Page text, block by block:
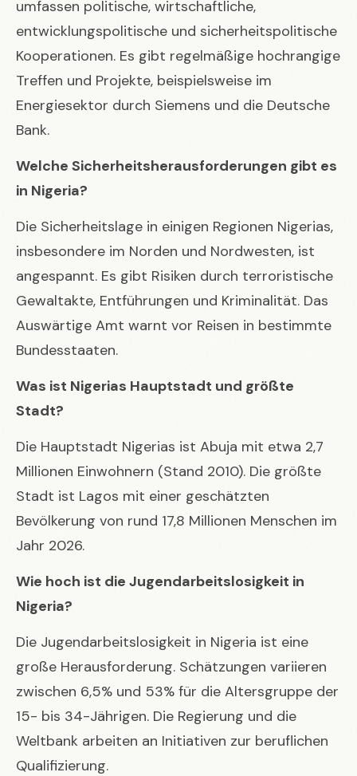
umfassen politische, wirtschaftliche,
entwicklungspolitische und sicherheitspolitische
Kooperationen. Es gibt regelmäßige hochrangige
Treffen und Projekte, beispielsweise im
Energiesektor durch Siemens und die Deutsche
Bank.
Welche Sicherheitsherausforderungen gibt es
in Nigeria?
Die Sicherheitslage in einigen Regionen Nigerias,
insbesondere im Norden und Nordwesten, ist
angespannt. Es gibt Risiken durch terroristische
Gewaltakte, Entführungen und Kriminalität. Das
Auswärtige Amt warnt vor Reisen in bestimmte
Bundesstaaten.
Was ist Nigerias Hauptstadt und größte
Stadt?
Die Hauptstadt Nigerias ist Abuja mit etwa 2,7
Millionen Einwohnern (Stand 2010). Die größte
Stadt ist Lagos mit einer geschätzten
Bevölkerung von rund 17,8 Millionen Menschen im
Jahr 2026.
Wie hoch ist die Jugendarbeitslosigkeit in
Nigeria?
Die Jugendarbeitslosigkeit in Nigeria ist eine
große Herausforderung. Schätzungen variieren
zwischen 6,5% und 53% für die Altersgruppe der
15- bis 34-Jährigen. Die Regierung und die
Weltbank arbeiten an Initiativen zur beruflichen
Qualifizierung.